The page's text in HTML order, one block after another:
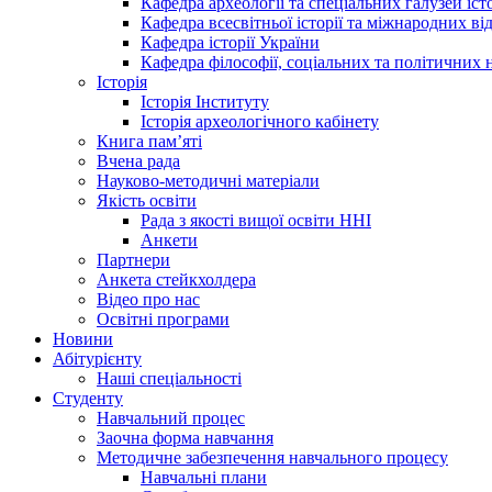
Кафедра всесвітньої історії та міжнародних
Кафедра історії України
Кафедра філософії, соціальних та політичних
Історія
Історія Інституту
Історія археологічного кабінету
Книга памʼяті
Вчена рада
Науково-методичні матеріали
Якість освіти
Рада з якості вищої освіти ННІ
Анкети
Партнери
Анкета стейкхолдера
Відео про нас
Освітні програми
Hовини
Абітурієнту
Наші спеціальності
Студенту
Навчальний процес
Заочна форма навчання
Методичне забезпечення навчального процесу
Навчальні плани